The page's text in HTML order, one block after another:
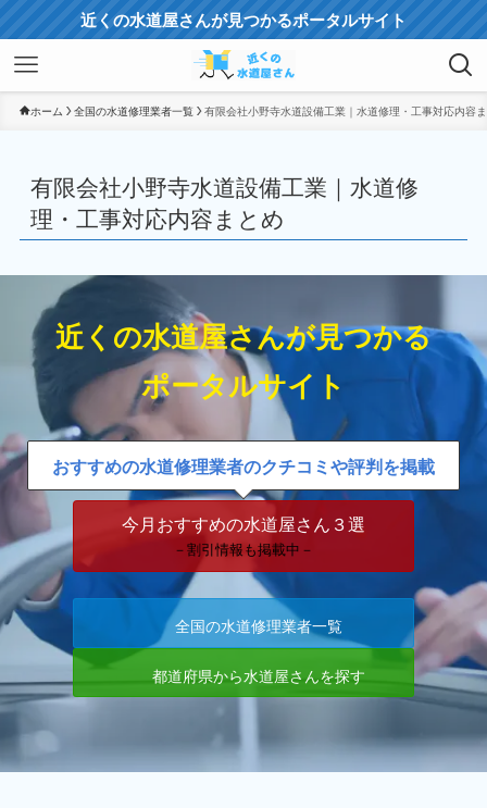
近くの水道屋さんが見つかるポータルサイト
ホーム 全国の水道修理業者一覧 有限会社小野寺水道設備工業｜水道修理・工事対応内容
有限会社小野寺水道設備工業｜水道修
理・工事対応内容まとめ
近くの水道屋さんが見つかる
ポータルサイト
おすすめの水道修理業者のクチコミや評判を掲載
今月おすすめの水道屋さん３選
－割引情報も掲載中－
全国の水道修理業者一覧
都道府県から水道屋さんを探す